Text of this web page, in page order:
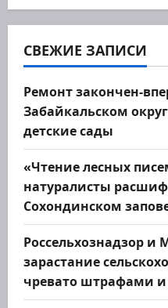
СВЕЖИЕ ЗАПИСИ
Ремонт закончен-
Забайкальском
детские сады
«Чтение лесных
натуралисты
Сохондинском
Россельхознадзор
зарастание
чревато штрафами